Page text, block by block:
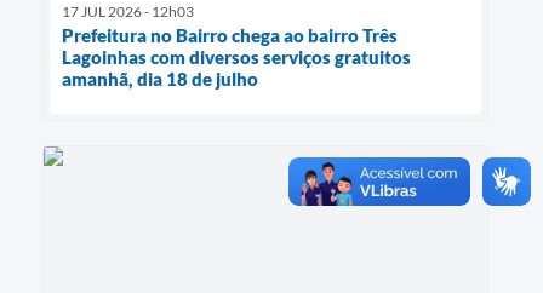
17 JUL 2026 - 12h03
Prefeitura no Bairro chega ao bairro Três
Lagoinhas com diversos serviços gratuitos
amanhã, dia 18 de julho